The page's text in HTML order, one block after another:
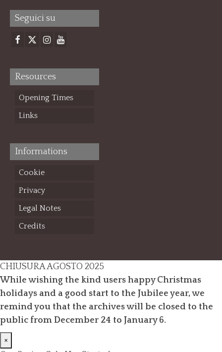
Seguici su
Resources
Opening Times
Links
Informations
Cookie
Privacy
Legal Notes
Credits
CHIUSURA AGOSTO 2025
While wishing the kind users happy Christmas
holidays and a good start to the Jubilee year, we
remind you that the archives will be closed to the
public from December 24 to January 6.
×